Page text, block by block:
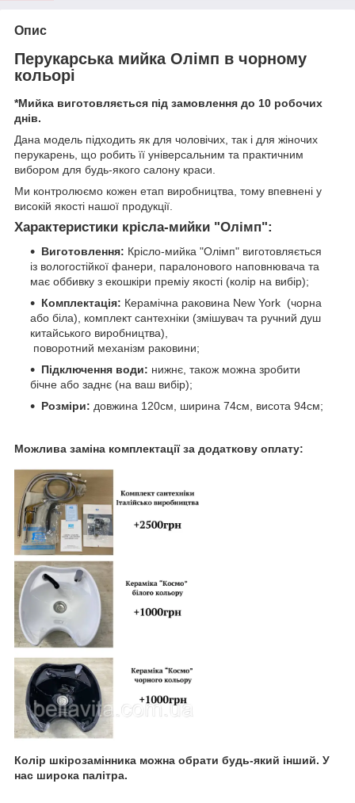
Опис
Перукарська мийка Олімп в чорному
кольорі
*Мийка виготовляється під замовлення до 10 робочих
днів.
Дана модель підходить як для чоловічих, так і для жіночих
перукарень, що робить її універсальним та практичним
вибором для будь-якого салону краси.
Ми контролюємо кожен етап виробництва, тому впевнені у
високій якості нашої продукції.
Характеристики крісла-мийки "Олімп":
Виготовлення: Крісло-мийка "Олімп" виготовляється
із вологостійкої фанери, паралонового наповнювача та
має оббивку з екошкіри преміу якості (колір на вибір);
Комплектація: Керамічна раковина New York (чорна
або біла), комплект сантехніки (змішувач та ручний душ
китайського виробництва),
поворотний механізм раковини;
Підключення води: нижнє, також можна зробити
бічне або заднє (на ваш вибір);
Розміри: довжина 120см, ширина 74см, висота 94см;
Можлива заміна комплектації за додаткову оплату:
Колір шкірозамінника можна обрати будь-який інший. У
нас широка палітра.